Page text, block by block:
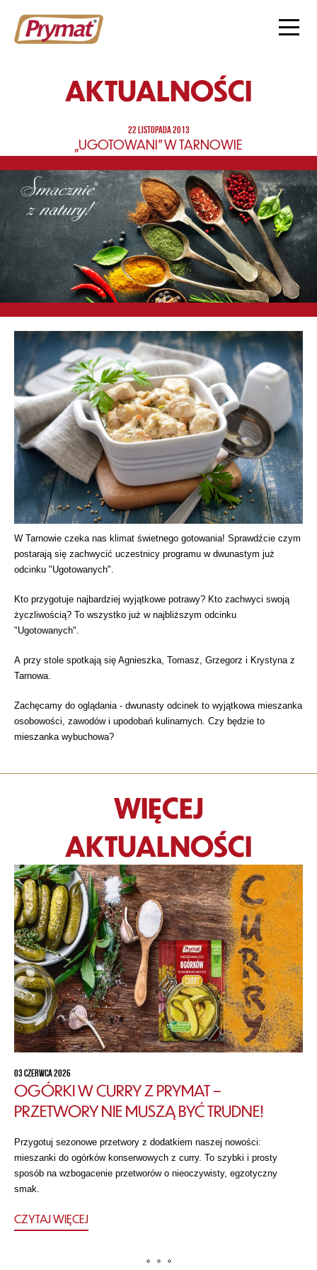
AKTUALNOŚCI
22 LISTOPADA 2013
„UGOTOWANI” W TARNOWIE
W Tarnowie czeka nas klimat świetnego gotowania! Sprawdźcie czym
postarają się zachwycić uczestnicy programu w dwunastym już
odcinku "Ugotowanych".
Kto przygotuje najbardziej wyjątkowe potrawy? Kto zachwyci swoją
życzliwością? To wszystko już w najbliższym odcinku
"Ugotowanych".
A przy stole spotkają się Agnieszka, Tomasz, Grzegorz i Krystyna z
Tarnowa.
Zachęcamy do oglądania - dwunasty odcinek to wyjątkowa mieszanka
osobowości, zawodów i upodobań kulinarnych. Czy będzie to
mieszanka wybuchowa?
WIĘCEJ
AKTUALNOŚCI
03 CZERWCA 2026
OGÓRKI W CURRY Z PRYMAT –
PRZETWORY NIE MUSZĄ BYĆ TRUDNE!
Przygotuj sezonowe przetwory z dodatkiem naszej nowości:
mieszanki do ogórków konserwowych z curry. To szybki i prosty
sposób na wzbogacenie przetworów o nieoczywisty, egzotyczny
smak.
CZYTAJ WIĘCEJ